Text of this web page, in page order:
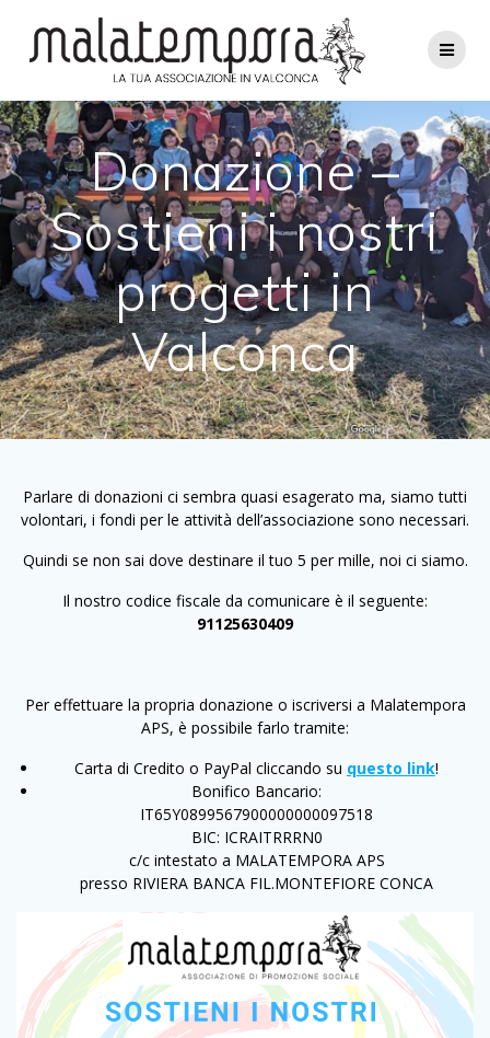
al
contenuto
Donazione –
Sostieni i nostri
progetti in
Valconca
Parlare di donazioni ci sembra quasi esagerato ma, siamo tutti
volontari, i fondi per le attività dell’associazione sono necessari.
Quindi se non sai dove destinare il tuo 5 per mille, noi ci siamo.
Il nostro codice fiscale da comunicare è il seguente:
91125630409
Per effettuare la propria donazione o iscriversi a Malatempora
APS, è possibile farlo tramite:
Carta di Credito o PayPal cliccando su questo link!
Bonifico Bancario:
IT65Y0899567900000000097518
BIC: ICRAITRRRN0
c/c intestato a MALATEMPORA APS
presso RIVIERA BANCA FIL.MONTEFIORE CONCA